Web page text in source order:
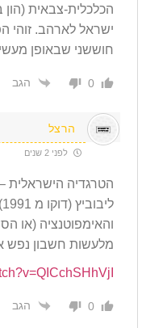
הכלכלית-צבאית (הון
ישראל לארהב. זוהי
חוששני שבאופן
0 הגב
הרצל
לפני 2 שנים
הטרגדיה
ליבוביץ (דוקו מ 1991)
והאימפוטנציה (או
מלעשות חשבון נפש
0 הגב